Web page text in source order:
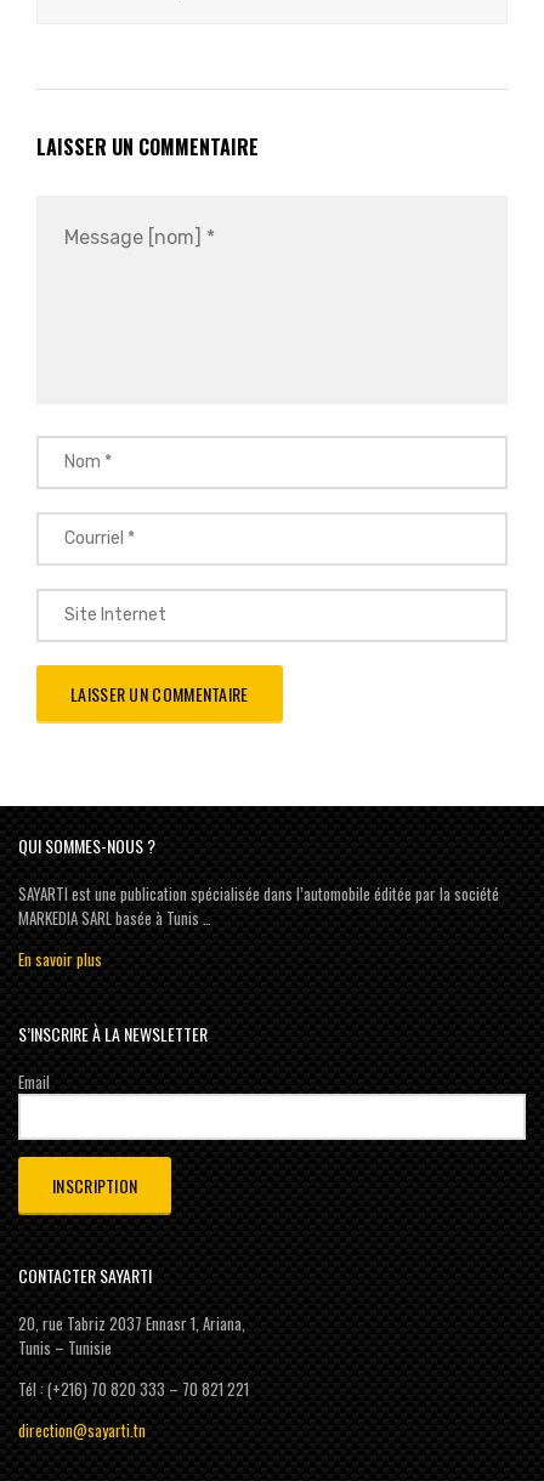
LAISSER UN COMMENTAIRE
QUI SOMMES-NOUS ?
SAYARTI est une publication spécialisée dans l’automobile éditée par la société
MARKEDIA SARL basée à Tunis …
En savoir plus
S’INSCRIRE À LA NEWSLETTER
Email
CONTACTER SAYARTI
20, rue Tabriz 2037 Ennasr 1, Ariana,
Tunis – Tunisie
Tél : (+216) 70 820 333 – 70 821 221
direction@sayarti.tn